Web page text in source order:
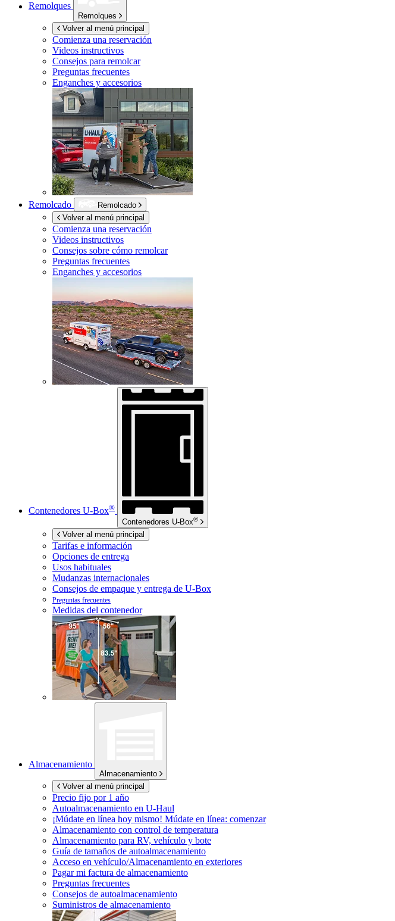
Remolques
Remolques
Volver al menú principal
Comienza una reservación
Videos instructivos
Consejos para remolcar
Preguntas frecuentes
Enganches y accesorios
Remolcado
Remolcado
Volver al menú principal
Comienza una reservación
Videos instructivos
Consejos sobre cómo remolcar
Preguntas frecuentes
Enganches y accesorios
Contenedores U-Box®
Contenedores U-Box®
Volver al menú principal
Tarifas e información
Opciones de entrega
Usos habituales
Mudanzas internacionales
Consejos de empaque y entrega de U-Box
Preguntas frecuentes
Medidas del contenedor
Almacenamiento
Almacenamiento
Volver al menú principal
Precio fijo por 1 año
Autoalmacenamiento en U-Haul
¡Múdate en línea hoy mismo! Múdate en línea: comenzar
Almacenamiento con control de temperatura
Almacenamiento para RV, vehículo y bote
Guía de tamaños de autoalmacenamiento
Acceso en vehículo/Almacenamiento en exteriores
Pagar mi factura de almacenamiento
Preguntas frecuentes
Consejos de autoalmacenamiento
Suministros de almacenamiento